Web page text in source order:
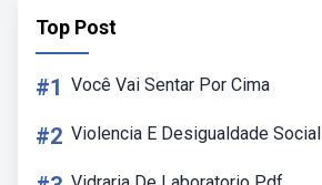
Top Post
#1 Você Vai Sentar Por Cima
#2 Violencia E Desigualdade Social